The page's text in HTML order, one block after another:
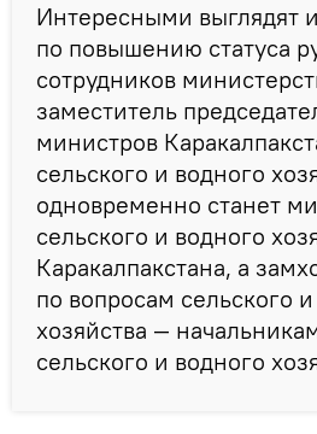
Интересными выглядят
по повышению статуса
сотрудников
заместитель
министров
сельского и водного
одновременно станет
сельского и водного
Каракалпакстана, а
по вопросам сельского
хозяйства —
сельского и водного